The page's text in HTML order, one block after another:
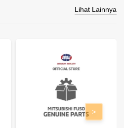
Lihat Lainnya
>